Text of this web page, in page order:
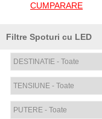
CUMPARARE
Filtre Spoturi cu LED